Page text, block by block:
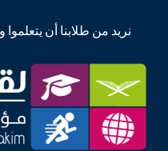
نريد من طلابنا أن